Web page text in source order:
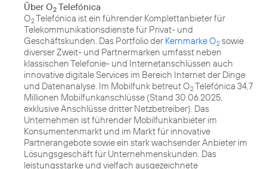
Über O2 Telefónica
O2Telefónica ist ein führender Komplettanbieter für
Telekommunikationsdienste für Privat- und
Geschäftskunden. Das Portfolio der Kernmarke O2 sowie
diverser Zweit- und Partnermarken umfasst neben
klassischen Telefonie- und Internetanschlüssen auch
innovative digitale Services im Bereich Internet der Dinge
und Datenanalyse. Im Mobilfunk betreut O2Telefónica 34,7
Millionen Mobilfunkanschlüsse (Stand 30.06.2025,
exklusive Anschlüsse dritter Netzbetreiber). Das
Unternehmen ist führender Mobilfunkanbieter im
Konsumentenmarkt und im Markt für innovative
Partnerangebote sowie ein stark wachsender Anbieter im
Lösungsgeschäft für Unternehmenskunden. Das
leistungsstarke und vielfach ausgezeichnete